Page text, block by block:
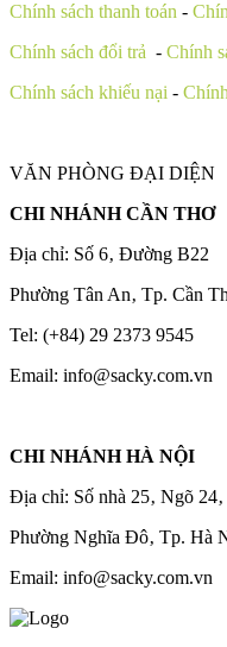
Chính sách thanh toán -
Chính sách đổi trả - Chính
Chính sách khiếu nại -
VĂN PHÒNG ĐẠI DIỆN
CHI NHÁNH CẦN THƠ
Địa chỉ: Số 6‚ Đường B22
Phường Tân An‚ Tp. Cần
Tel: (+84) 29 2373 9545
Email: info@sacky.com.vn
CHI NHÁNH HÀ NỘI
Địa chỉ: Số nhà 25‚ Ngõ
Phường Nghĩa Đô‚ Tp. Hà
Email: info@sacky.com.vn